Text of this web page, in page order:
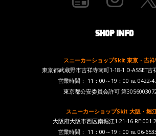
スニーカーショップSkit 東京・吉祥
東京都武蔵野市吉祥寺南町1-18-1 D-ASSET吉
営業時間： 11：00～19：00 ℡ 0422-
東京都公安委員会許可 第
スニーカーショップSkit 大阪・堀
大阪府大阪市西区南堀江1-21-16 RE:001
営業時間： 11：00～19：00 ℡ 06-